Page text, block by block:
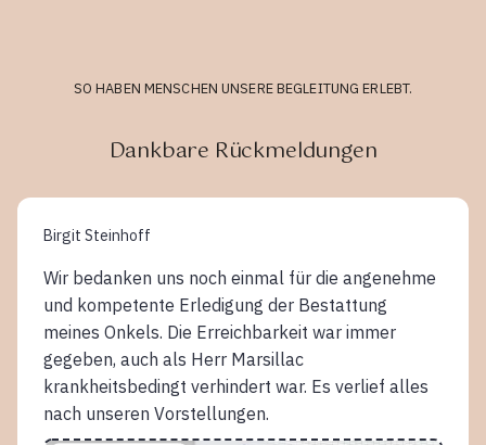
SO HABEN MENSCHEN UNSERE BEGLEITUNG ERLEBT.
Dankbare Rückmeldungen
Birgit Steinhoff
Wir bedanken uns noch einmal für die angenehme
und kompetente Erledigung der Bestattung
meines Onkels. Die Erreichbarkeit war immer
gegeben, auch als Herr Marsillac
krankheitsbedingt verhindert war. Es verlief alles
nach unseren Vorstellungen.